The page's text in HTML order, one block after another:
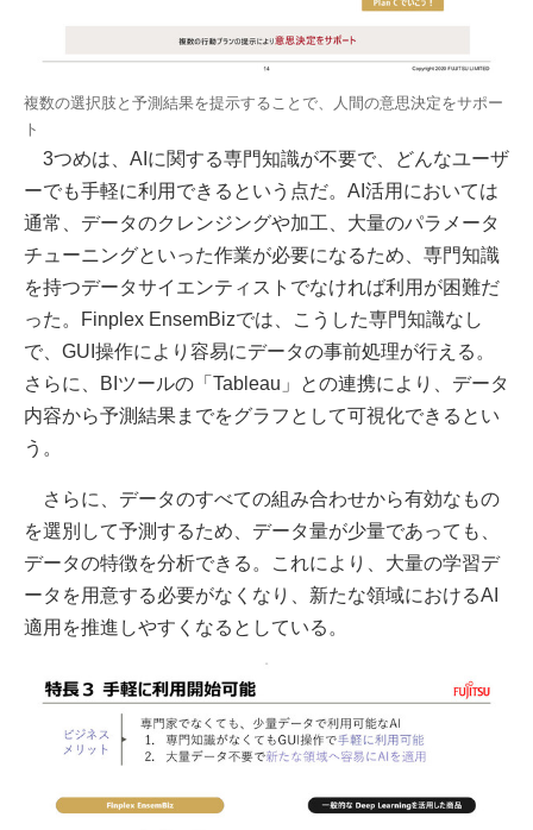
複数の選択肢と予測結果を提示することで、人間の意思決定をサポー
ト
3つめは、AIに関する専門知識が不要で、どんなユーザ
ーでも手軽に利用できるという点だ。AI活用においては
通常、データのクレンジングや加工、大量のパラメータ
チューニングといった作業が必要になるため、専門知識
を持つデータサイエンティストでなければ利用が困難だ
った。Finplex EnsemBizでは、こうした専門知識なし
で、GUI操作により容易にデータの事前処理が行える。
さらに、BIツールの「Tableau」との連携により、データ
内容から予測結果までをグラフとして可視化できるとい
う。
さらに、データのすべての組み合わせから有効なもの
を選別して予測するため、データ量が少量であっても、
データの特徴を分析できる。これにより、大量の学習デ
ータを用意する必要がなくなり、新たな領域におけるAI
適用を推進しやすくなるとしている。